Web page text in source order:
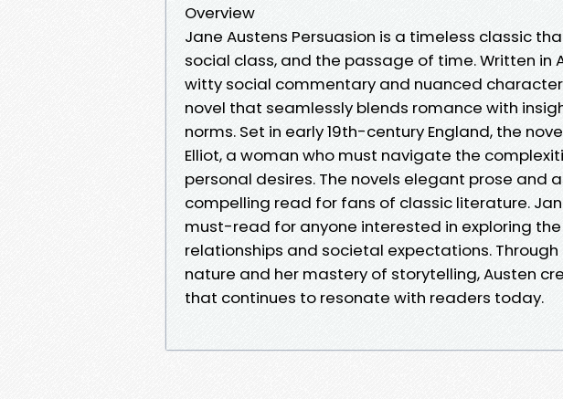
Overview
Jane Austens Persuasion is a timeless classic
social class, and the passage of time. Written in
witty social commentary and nuanced
novel that seamlessly blends romance with
norms. Set in early 19th-century England, the
Elliot, a woman who must navigate the
personal desires. The novels elegant prose and
compelling read for fans of classic literature.
must-read for anyone interested in exploring
relationships and societal expectations.
nature and her mastery of storytelling, Austen
that continues to resonate with readers today.